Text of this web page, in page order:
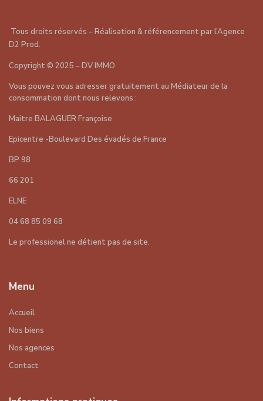
Tous droits réservés – Réalisation & référencement parl’Agence
D2 Prod.
Copyright© 2025 – DV IMMO
Vous pouvez vous adresser gratuitement au Médiateur de la
consommation dont nous relevons :
Maitre BALAGUER Françoise
Epicentre -Boulevard Des évadés de France
BP 98
66 201
ELNE
04 68 85 09 68
Le professionel ne détient pas de site.
Menu
Accueil
Nos biens
Nos agences
Contact